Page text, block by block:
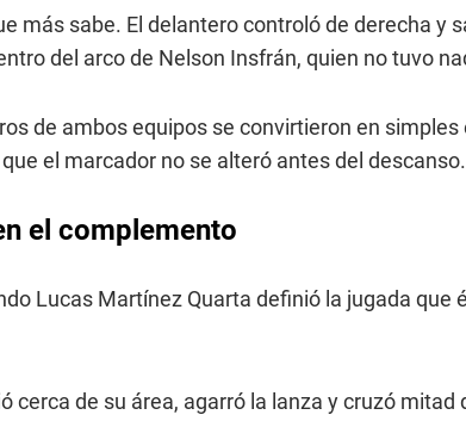
más sabe. El delantero controló de derecha y
del arco de Nelson Insfrán, quien no tuvo
de ambos equipos se convirtieron en
el marcador no se alteró antes del descanso.
el complemento
Lucas Martínez Quarta definió la jugada que
cerca de su área, agarró la lanza y cruzó mitad